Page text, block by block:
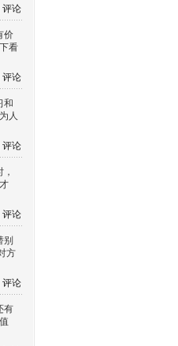
评论
价
看
评论
和
人
评论
评论
别
方
评论
有